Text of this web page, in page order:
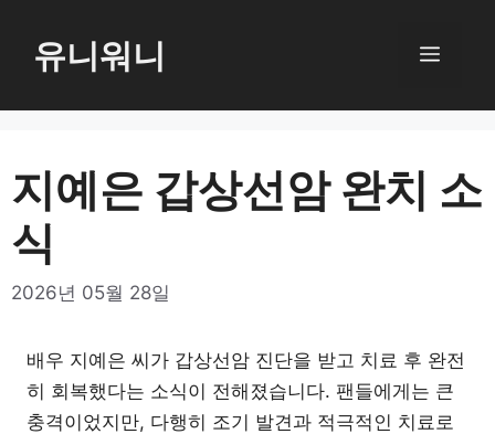
로
너
뛰
유니워니 메
지예은 갑상선암 완치 소
식
2026년 05월 28일
배우 지예은 씨가 갑상선암 진단을 받고 치료 후 완전
히 회복했다는 소식이 전해졌습니다. 팬들에게는 큰
충격이었지만, 다행히 조기 발견과 적극적인 치료로